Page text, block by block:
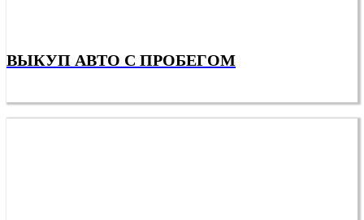
ВЫКУП АВТО С ПРОБЕГОМ